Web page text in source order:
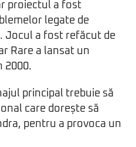
proiectul a fost
legate de
Jocul a fost refăcut de
Rare a lansat un
2000.
principal trebuie să
care dorește să
pentru a provoca un